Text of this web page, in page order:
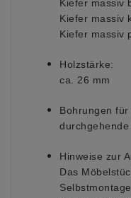
Kiefer massiv
Kiefer massiv
Kiefer massiv
Holzstärke:
ca. 26 mm
Bohrungen
Hinweise zur
Das